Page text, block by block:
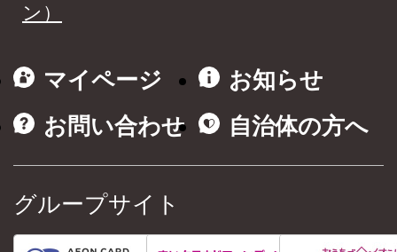
ン）
マイページ
お知らせ
お問い合わせ
自治体の方へ
グループサイト